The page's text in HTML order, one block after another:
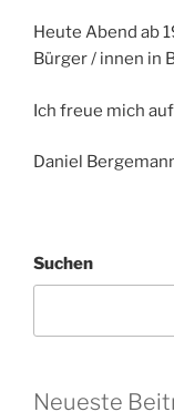
Heute Abend ab
Bürger / innen in
Ich freue mich
Daniel
Suchen
Neueste